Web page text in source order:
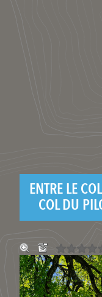
ENTRE LE
COL DU